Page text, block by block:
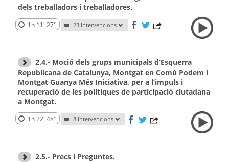
dels treballadors i treballadores.
1h 11' 27'' 23 Intervencions
2.4.- Moció dels grups municipals d’Esquerra
Republicana de Catalunya, Montgat en Comú Podem i
Montgat Guanya Més Iniciativa, per a l’impuls i
recuperació de les polítiques de participació ciutadana
a Montgat.
1h 22' 48'' 8 Intervencions
2.5.- Precs i Preguntes.